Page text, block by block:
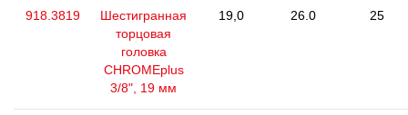
918.3819
Шестигранная
торцовая
головка
CHROMEplus
3/8", 19 мм
19,0 26.0 25